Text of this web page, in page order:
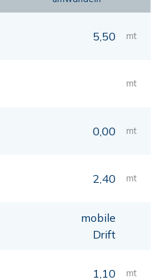
5,50 mt
mt
0,00 mt
2,40 mt
mobile
Drift
1,10 mt